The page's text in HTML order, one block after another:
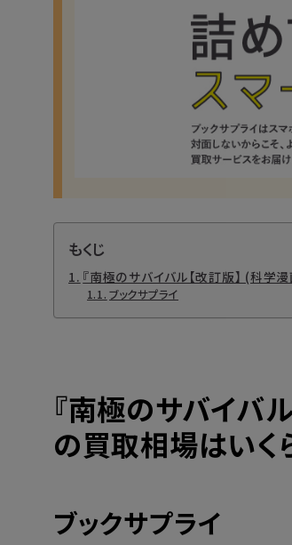
もくじ
『南極のサバイバル【改訂版】 (科学
ブックサプライ
『南極のサバイバ
の買取相場はいく
ブックサプライ